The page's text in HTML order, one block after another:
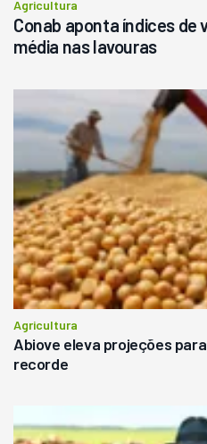
Agricultura
Conab aponta índices de
média nas lavouras
Agricultura
Abiove eleva projeções
recorde